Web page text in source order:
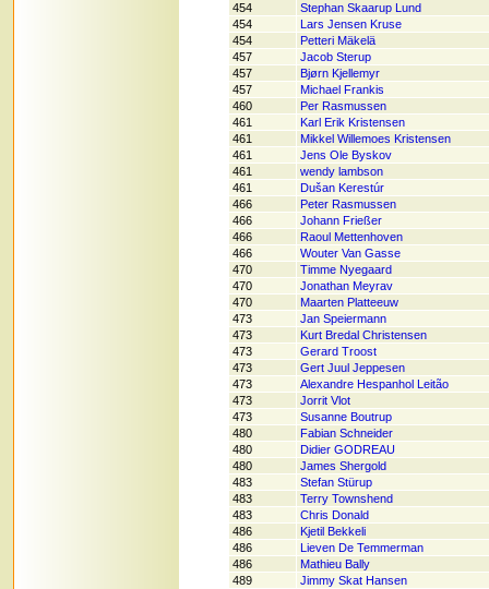
454
Stephan Skaarup Lund
454
Lars Jensen Kruse
454
Petteri Mäkelä
457
Jacob Sterup
457
Bjørn Kjellemyr
457
Michael Frankis
460
Per Rasmussen
461
Karl Erik Kristensen
461
Mikkel Willemoes Kristensen
461
Jens Ole Byskov
461
wendy lambson
461
Dušan Kerestúr
466
Peter Rasmussen
466
Johann Frießer
466
Raoul Mettenhoven
466
Wouter Van Gasse
470
Timme Nyegaard
470
Jonathan Meyrav
470
Maarten Platteeuw
473
Jan Speiermann
473
Kurt Bredal Christensen
473
Gerard Troost
473
Gert Juul Jeppesen
473
Alexandre Hespanhol Leitão
473
Jorrit Vlot
473
Susanne Boutrup
480
Fabian Schneider
480
Didier GODREAU
480
James Shergold
483
Stefan Stürup
483
Terry Townshend
483
Chris Donald
486
Kjetil Bekkeli
486
Lieven De Temmerman
486
Mathieu Bally
489
Jimmy Skat Hansen